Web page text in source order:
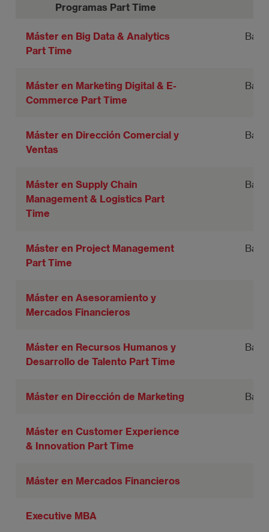
Programas Part Time
Máster en Big Data & Analytics
Part Time
Máster en Marketing Digital & E-
Commerce Part Time
Máster en Dirección Comercial y
Ventas
Máster en Supply Chain
Management & Logistics Part
Time
Máster en Project Management
Part Time
Máster en Asesoramiento y
Mercados Financieros
Máster en Recursos Humanos y
Desarrollo de Talento Part Time
Máster en Dirección de Marketing
Máster en Customer Experience
& Innovation Part Time
Máster en Mercados Financieros
Executive MBA